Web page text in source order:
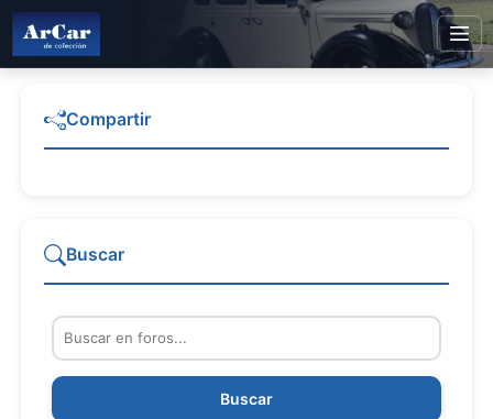
Compartir
Buscar
Buscar